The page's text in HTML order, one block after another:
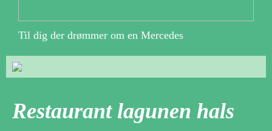
Til dig der drømmer om en Mercedes
Restaurant lagunen hals